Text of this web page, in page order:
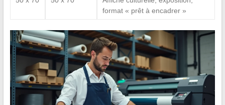
format « prêt à encadrer »